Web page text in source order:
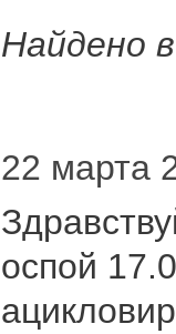
Найдено
22 марта
оспой